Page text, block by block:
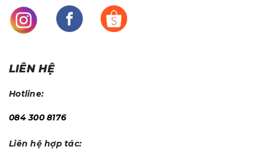
LIÊN HỆ
Hotline:
084 300 8176
Liên hệ hợp tác: